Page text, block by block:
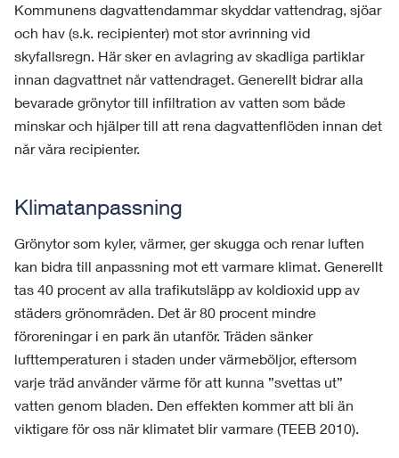
Kommunens dagvattendammar skyddar vattendrag, sjöar
och hav (s.k. recipienter) mot stor avrinning vid
skyfallsregn. Här sker en avlagring av skadliga partiklar
innan dagvattnet når vattendraget. Generellt bidrar alla
bevarade grönytor till infiltration av vatten som både
minskar och hjälper till att rena dagvattenflöden innan det
når våra recipienter.
Klimatanpassning
Grönytor som kyler, värmer, ger skugga och renar luften
kan bidra till anpassning mot ett varmare klimat. Generellt
tas 40 procent av alla trafikutsläpp av koldioxid upp av
städers grönområden. Det är 80 procent mindre
föroreningar i en park än utanför. Träden sänker
lufttemperaturen i staden under värmeböljor, eftersom
varje träd använder värme för att kunna ”svettas ut”
vatten genom bladen. Den effekten kommer att bli än
viktigare för oss när klimatet blir varmare (TEEB 2010).